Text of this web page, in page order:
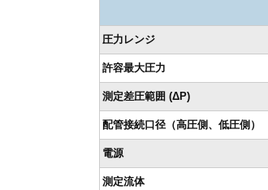
圧力レンジ
許容最大圧力
測定差圧範囲 (ΔP)
配管接続口径（高圧側、低圧側）
電源
測定流体